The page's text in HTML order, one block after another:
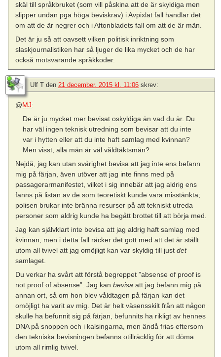
skäl till språkbruket (som vill påskina att de är skyldiga men
slipper undan pga höga beviskrav) i Avpixlat fall handlar det
om att de är negrer och i Aftonbladets fall om att de är män.
Det är ju så att oavsett vilken politisk inriktning som
slaskjournalistiken har så ljuger de lika mycket och de har
också motsvarande språkkoder.
Ulf T den 21 december, 2015 kl. 11:06 skrev:
@MJ:
De är ju mycket mer bevisat oskyldiga än vad du är. Du
har väl ingen teknisk utredning som bevisar att du inte
var i hytten eller att du inte haft samlag med kvinnan?
Men visst, alla män är väl våldtäktsmän?
Nejdå, jag kan utan svårighet bevisa att jag inte ens befann
mig på färjan, även utöver att jag inte finns med på
passagerarmanifestet, vilket i sig innebär att jag aldrig ens
fanns på listan av de som teoretiskt kunde vara misstänkta;
polisen brukar inte bränna resurser på att tekniskt utreda
personer som aldrig kunde ha begått brottet till att börja med.
Jag kan självklart inte bevisa att jag aldrig haft samlag med
kvinnan, men i detta fall räcker det gott med att det är ställt
utom all tvivel att jag omöjligt kan var skyldig till justdet
samlaget.
Du verkar ha svårt att förstå begreppet ”absense of proof is
not proof of absense”. Jag kanbevisa att jag befann mig på
annan ort, så om hon blev våldtagen på färjan kan det
omöjligt ha varit av mig. Det är helt väsensskilt från att någon
skulle ha befunnit sig på färjan, befunnits ha rikligt av hennes
DNA på snoppen och i kalsingarna, men ändå frias eftersom
den tekniska bevisningen befanns otillräcklig för att döma
utom all rimlig tvivel.